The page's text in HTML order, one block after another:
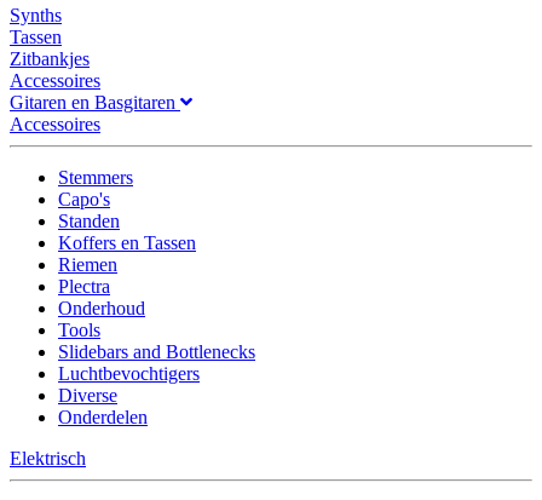
Synths
Tassen
Zitbankjes
Accessoires
Gitaren en Basgitaren
Accessoires
Stemmers
Capo's
Standen
Koffers en Tassen
Riemen
Plectra
Onderhoud
Tools
Slidebars and Bottlenecks
Luchtbevochtigers
Diverse
Onderdelen
Elektrisch